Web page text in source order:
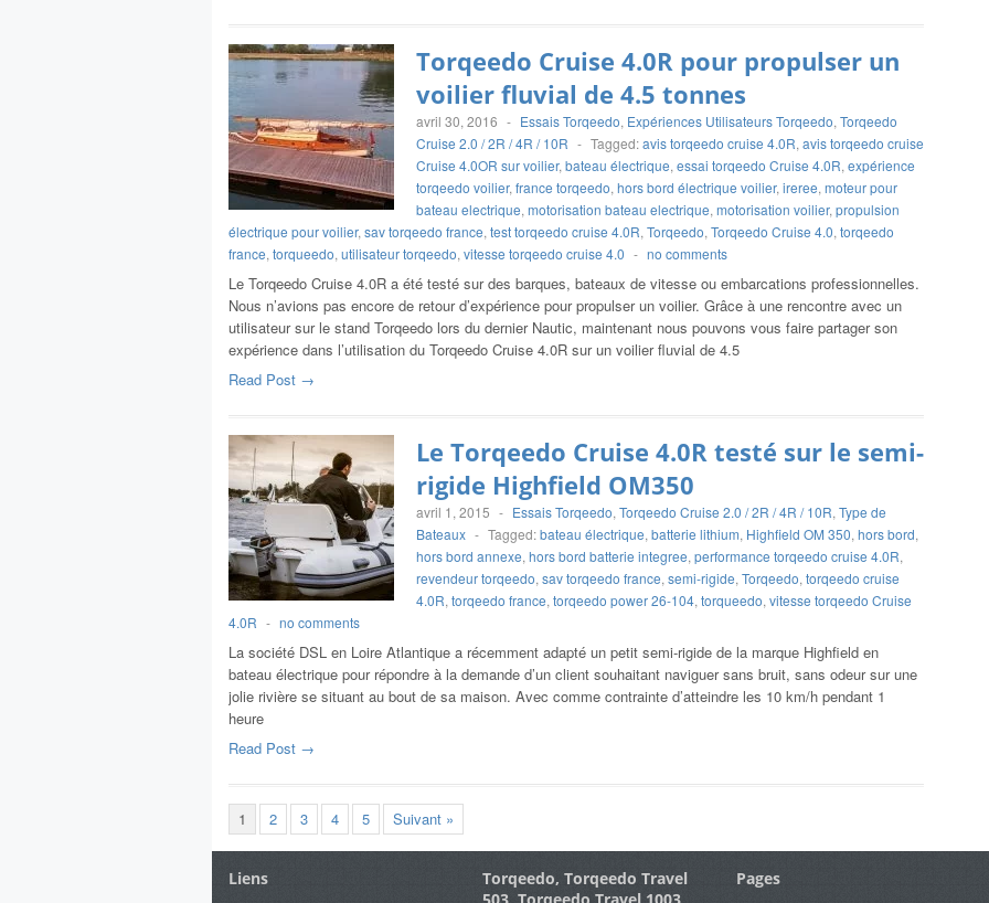
Torqeedo Cruise 4.0R pour propulser un
voilier fluvial de 4.5 tonnes
avril 30, 2016 - Essais Torqeedo, Expériences Utilisateurs Torqeedo, Torqeedo
Cruise 2.0 / 2R / 4R / 10R - Tagged:avis torqeedo cruise 4.0R, avis torqeedo cruise
Cruise 4.0OR sur voilier, bateau électrique, essai torqeedo Cruise 4.0R, expérience
torqeedo voilier, france torqeedo, hors bord électrique voilier, ireree, moteur pour
bateau electrique, motorisation bateau electrique, motorisation voilier, propulsion
électrique pour voilier, sav torqeedo france, test torqeedo cruise 4.0R, Torqeedo, Torqeedo Cruise 4.0, torqeedo
france, torqueedo, utilisateur torqeedo, vitesse torqeedo cruise 4.0 - no comments
Le Torqeedo Cruise 4.0R a été testé sur des barques, bateaux de vitesse ou embarcations professionnelles.
Nous n’avions pas encore de retour d’expérience pour propulser un voilier. Grâce à une rencontre avec un
utilisateur sur le stand Torqeedo lors du dernier Nautic, maintenant nous pouvons vous faire partager son
expérience dans l’utilisation du Torqeedo Cruise 4.0R sur un voilier fluvial de 4.5
Read Post →
Le Torqeedo Cruise 4.0R testé sur le semi-
rigide Highfield OM350
avril 1, 2015 - Essais Torqeedo, Torqeedo Cruise 2.0 / 2R / 4R / 10R, Type de
Bateaux - Tagged:bateau électrique, batterie lithium, Highfield OM 350, hors bord,
hors bord annexe, hors bord batterie integree, performance torqeedo cruise 4.0R,
revendeur torqeedo, sav torqeedo france, semi-rigide, Torqeedo, torqeedo cruise
4.0R, torqeedo france, torqeedo power 26-104, torqueedo, vitesse torqeedo Cruise
4.0R - no comments
La société DSL en Loire Atlantique a récemment adapté un petit semi-rigide de la marque Highfield en
bateau électrique pour répondre à la demande d’un client souhaitant naviguer sans bruit, sans odeur sur une
jolie rivière se situant au bout de sa maison. Avec comme contrainte d’atteindre les 10 km/h pendant 1
heure
Read Post →
1 2 3 4 5 Suivant »
Liens
Torqeedo, Torqeedo Travel
Pages